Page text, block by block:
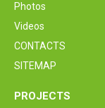
Photos
Videos
CONTACTS
SITEMAP
PROJECTS